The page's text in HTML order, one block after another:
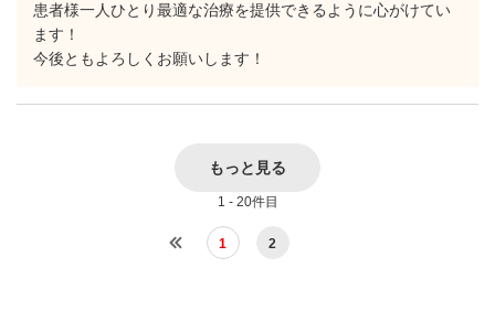
患者様一人ひとり最適な治療を提供できるように心がけてい
ます！
今後ともよろしくお願いします！
もっと見る
1 - 20件目
1 2